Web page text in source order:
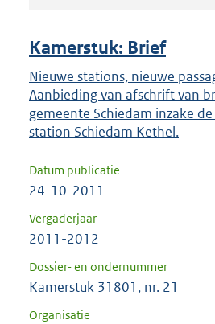
uw
keuze
te
bevestigen.
Kamerstuk: Brief
Nieuwe stations, nieuwe
Aanbieding van afschrift van
gemeente Schiedam inzake
station Schiedam Kethel.
Datum publicatie
24-10-2011
Vergaderjaar
2011-2012
Dossier- en ondernummer
Kamerstuk 31801, nr. 21
Organisatie